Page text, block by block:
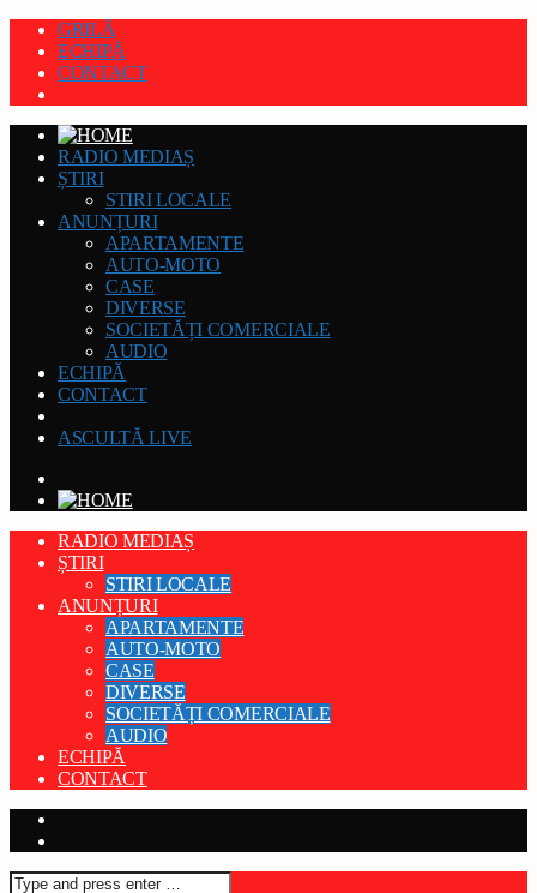
GRILĂ
ECHIPĂ
CONTACT
RADIO MEDIAȘ
ȘTIRI
STIRI LOCALE
ANUNȚURI
APARTAMENTE
AUTO-MOTO
CASE
DIVERSE
SOCIETĂȚI COMERCIALE
AUDIO
ECHIPĂ
CONTACT
ASCULTĂ LIVE
RADIO MEDIAȘ
ȘTIRI
STIRI LOCALE
ANUNȚURI
APARTAMENTE
AUTO-MOTO
CASE
DIVERSE
SOCIETĂȚI COMERCIALE
AUDIO
ECHIPĂ
CONTACT